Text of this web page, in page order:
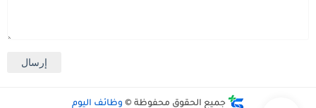
جميع الحقوق محفوظة © وظائف اليوم